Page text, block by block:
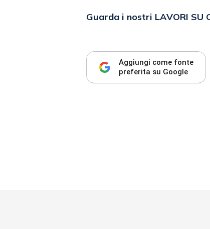
Guarda i nostri LAVORI SU
Aggiungi come fonte
preferita su Google